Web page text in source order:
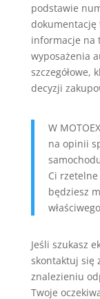
podstawie
dokumentację
informacje na
wyposażenia
szczegółowe,
decyzji
W
na opinii
Ci
będziesz
Jeśli szukasz
skontaktuj się
znalezieniu
Twoje